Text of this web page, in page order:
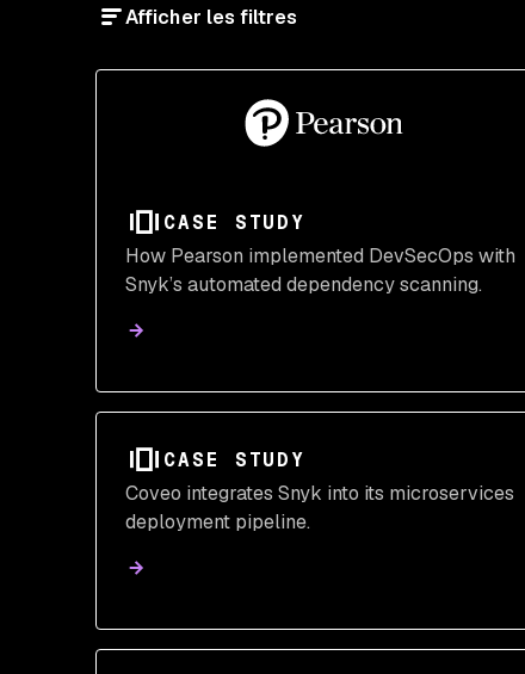
Afficher les filtres
CASE STUDY
How Pearson implemented DevSecOps with
Snyk’s automated dependency scanning.
CASE STUDY
Coveo integrates Snyk into its microservices
deployment pipeline.